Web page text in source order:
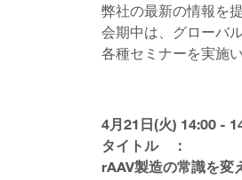
弊社の最新の情報を
会期中は、グローバ
各種セミナーを実施
4月21日(火) 14:00 -
タイトル ：
rAAV製造の常識を変